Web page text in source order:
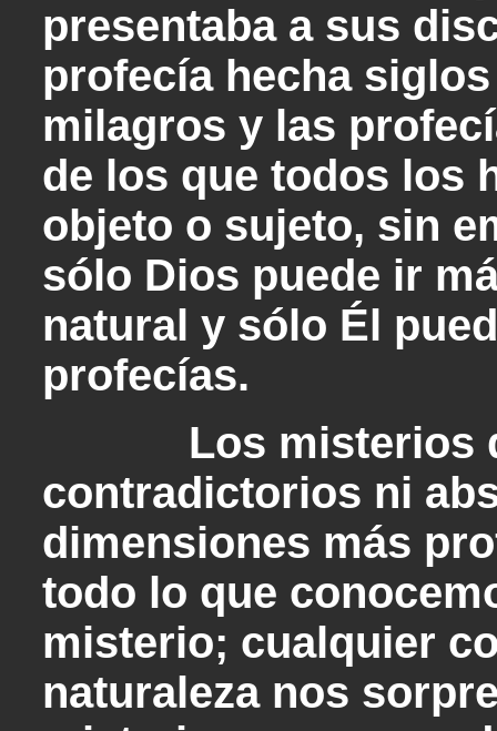
presentaba a sus
profecía hecha
milagros y las
de los que todos los
objeto o sujeto, sin
sólo Dios puede ir
natural y sólo Él
profecías.
Los misterios
contradictorios ni
dimensiones más
todo lo que
misterio; cualquier
naturaleza nos